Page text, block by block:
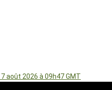
août 2026 à 09h47 GMT